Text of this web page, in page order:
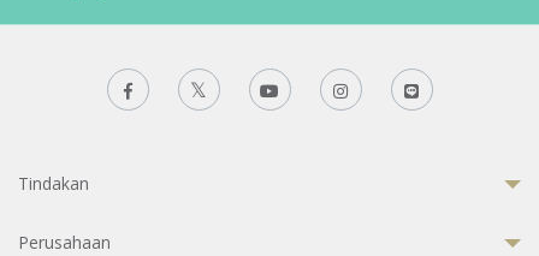
Tindakan
Perusahaan